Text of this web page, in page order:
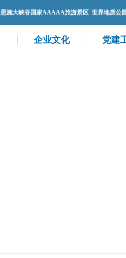
恩施大峡谷国家AAAAA旅游景区 世界地质公
企业文化 党建